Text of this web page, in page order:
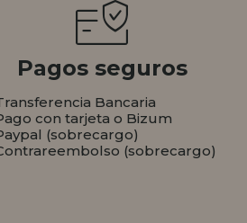
Pagos seguros
Bancaria
con tarjeta o Bizum
(sobrecargo)
(sobrecargo)